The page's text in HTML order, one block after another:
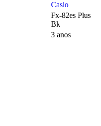
Casio
Fx-82es Plus
Bk
3 anos